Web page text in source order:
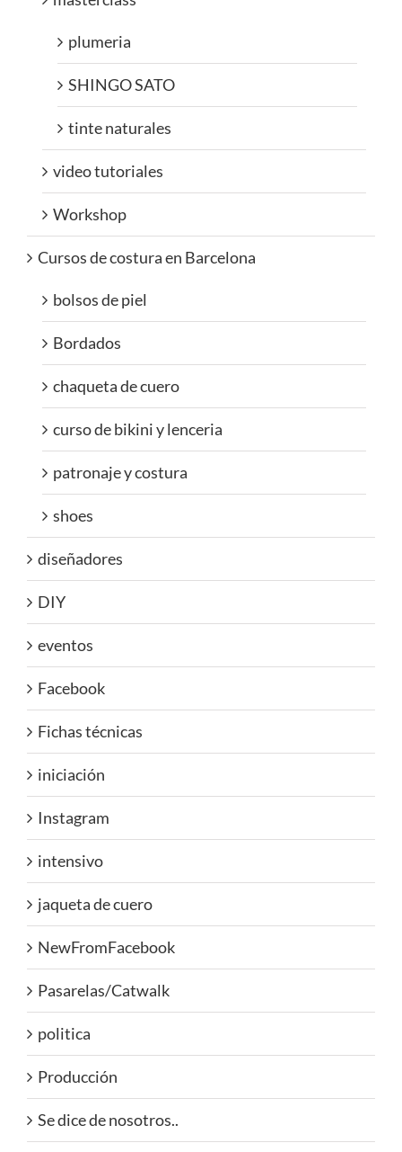
plumeria
SHINGO SATO
tinte naturales
video tutoriales
Workshop
Cursos de costura en Barcelona
bolsos de piel
Bordados
chaqueta de cuero
curso de bikini y lenceria
patronaje y costura
shoes
diseñadores
DIY
eventos
Facebook
Fichas técnicas
iniciación
Instagram
intensivo
jaqueta de cuero
NewFromFacebook
Pasarelas/Catwalk
politica
Producción
Se dice de nosotros..